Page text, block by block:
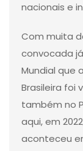
nacionais e
Com muita
convocada
Mundial que
Brasileira foi
também no
aqui, em
aconteceu